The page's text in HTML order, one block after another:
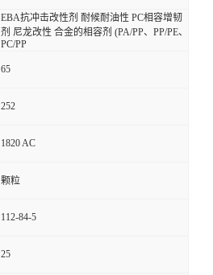
EBA抗冲击改性剂 耐候耐油性 PC相容增韧
剂 尼龙改性 合金的相容剂 (PA/PP、PP/PE、
PC/PP
65
252
1820 AC
颗粒
112-84-5
25